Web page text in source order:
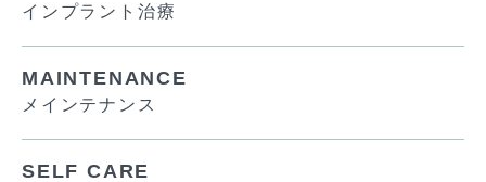
インプラント治療
MAINTENANCE
メインテナンス
SELF CARE